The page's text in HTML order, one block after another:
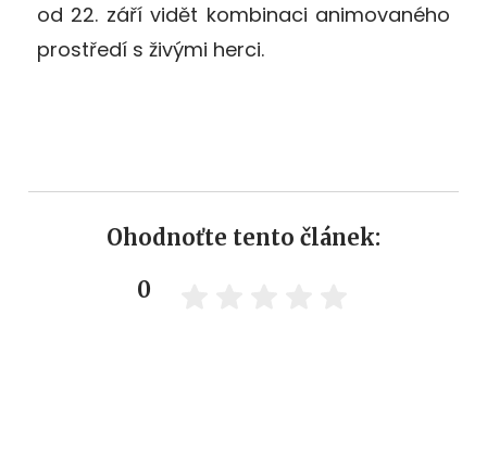
od 22. září vidět kombinaci animovaného
prostředí s živými herci.
Ohodnoťte tento článek:
0